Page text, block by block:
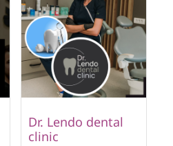
Dr. Lendo dental
clinic